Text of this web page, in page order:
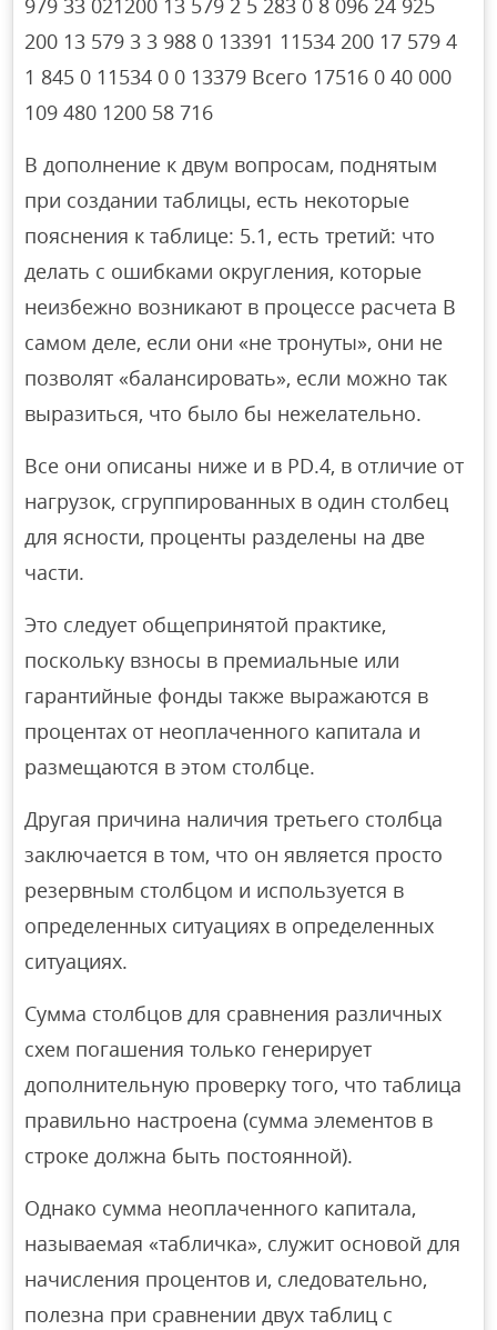
979 33 021200 13 579 2 5 283 0 8 096 24 925
200 13 579 3 3 988 0 13391 11534 200 17 579 4
1 845 0 11534 0 0 13379 Всего 17516 0 40 000
109 480 1200 58 716
В дополнение к двум вопросам, поднятым
при создании таблицы, есть некоторые
пояснения к таблице: 5.1, есть третий: что
делать с ошибками округления, которые
неизбежно возникают в процессе расчета В
самом деле, если они «не тронуты», они не
позволят «балансировать», если можно так
выразиться, что было бы нежелательно.
Все они описаны ниже и в PD.4, в отличие от
нагрузок, сгруппированных в один столбец
для ясности, проценты разделены на две
части.
Это следует общепринятой практике,
поскольку взносы в премиальные или
гарантийные фонды также выражаются в
процентах от неоплаченного капитала и
размещаются в этом столбце.
Другая причина наличия третьего столбца
заключается в том, что он является просто
резервным столбцом и используется в
определенных ситуациях в определенных
ситуациях.
Сумма столбцов для сравнения различных
схем погашения только генерирует
дополнительную проверку того, что таблица
правильно настроена (сумма элементов в
строке должна быть постоянной).
Однако сумма неоплаченного капитала,
называемая «табличка», служит основой для
начисления процентов и, следовательно,
полезна при сравнении двух таблиц с